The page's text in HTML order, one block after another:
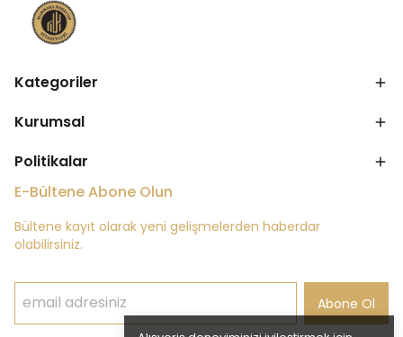
Kategoriler
Kurumsal
Politikalar
E-Bültene Abone Olun
Bültene kayıt olarak yeni gelişmelerden haberdar
olabilirsiniz.
Abone Ol